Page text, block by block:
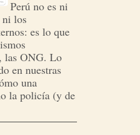
Perú no es ni
los
es lo que
las ONG. Lo
en nuestras
una
la policía (y de